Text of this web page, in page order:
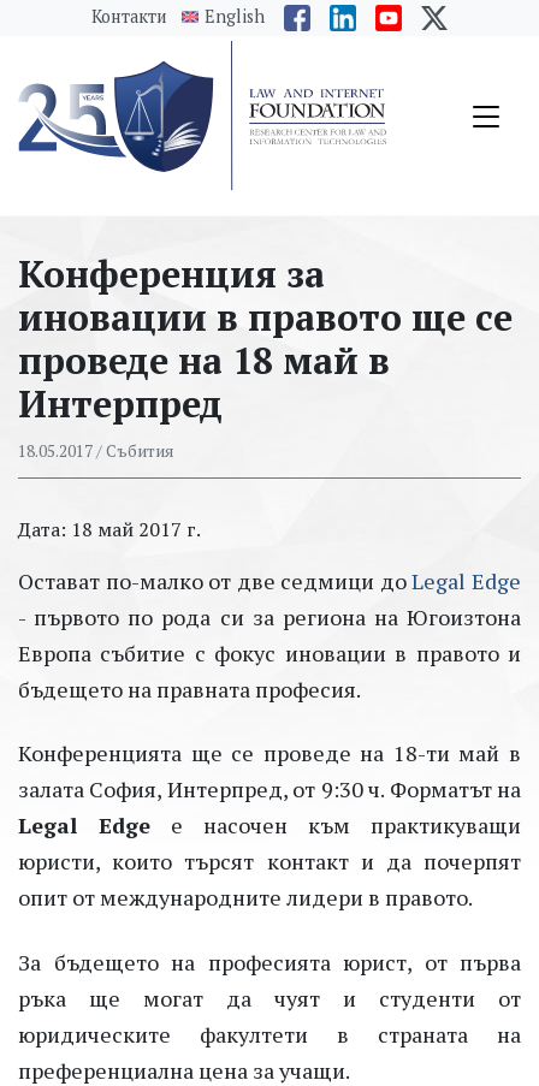
messages.Skip to main content
Контакти English
Конференция за
иновации в правото ще се
проведе на 18 май в
Интерпред
18.05.2017/ Събития
Дата: 18 май 2017 г.
Остават по-малко от две седмици доLegal Edge
- първото по рода си за региона на Югоизтона
Европа събитие с фокус иновации в правото и
бъдещето на правната професия.
Конференцията ще се проведе на 18-ти май в
залата София, Интерпред, от 9:30 ч. Форматът на
Legal Edge е насочен към практикуващи
юристи, които търсят контакт и да почерпят
опит от международните лидери в правото.
За бъдещето на професията юрист, от първа
ръка ще могат да чуят и студенти от
юридическите факултети в страната на
преференциална цена за учащи.